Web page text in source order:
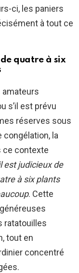
ci, les paniers
à tout ce
quatre à six
amateurs
s’il est prévu
réserves sous
congélation, la
ce contexte
est judicieux de
à six plants
. Cette
ratatouilles
tout en
concentré